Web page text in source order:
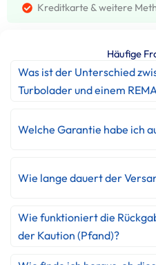
Kreditkarte & weitere
Häufige
Was ist der Unterschied
Turbolader und einem
Welche Garantie habe ich
Wie lange dauert der
Wie funktioniert die
der Kaution (Pfand)?